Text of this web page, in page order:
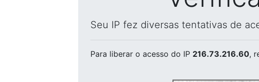
Seu IP fez diversas tentativas de
Para liberar o acesso do IP 216.73.216.60,